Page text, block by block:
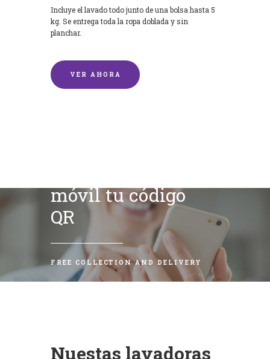
Incluye el lavado todo junto de una bolsa hasta 5
kg. Se entrega toda la ropa doblada y sin
planchar.
VER AHORA
móvil tu código
QR
FREE COLLECTION AND DELIVERY
Nuestas lavadoras